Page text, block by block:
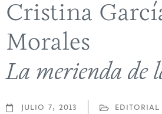
Cristina
Morales
La merienda de
julio 7, 2013 editorial